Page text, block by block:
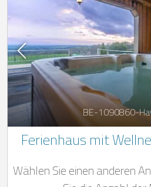
BE-1090860-
Ferienhaus mit
Wählen Sie einen anderen